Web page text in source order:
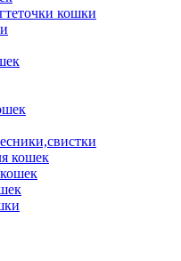
кошки
кошек